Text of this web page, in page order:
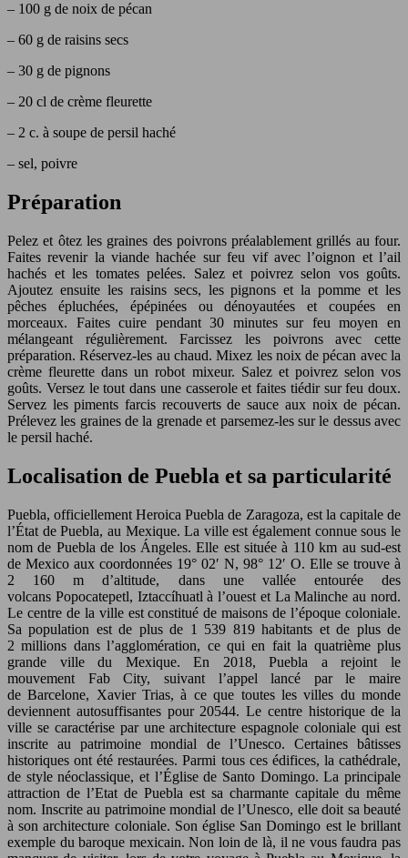
– 100 g de noix de pécan
– 60 g de raisins secs
– 30 g de pignons
– 20 cl de crème fleurette
– 2 c. à soupe de persil haché
– sel, poivre
Préparation
Pelez et ôtez les graines des poivrons préalablement grillés au four.
Faites revenir la viande hachée sur feu vif avec l’oignon et l’ail
hachés et les tomates pelées. Salez et poivrez selon vos goûts.
Ajoutez ensuite les raisins secs, les pignons et la pomme et les
pêches épluchées, épépinées ou dénoyautées et coupées en
morceaux. Faites cuire pendant 30 minutes sur feu moyen en
mélangeant régulièrement. Farcissez les poivrons avec cette
préparation. Réservez-les au chaud. Mixez les noix de pécan avec la
crème fleurette dans un robot mixeur. Salez et poivrez selon vos
goûts. Versez le tout dans une casserole et faites tiédir sur feu doux.
Servez les piments farcis recouverts de sauce aux noix de pécan.
Prélevez les graines de la grenade et parsemez-les sur le dessus avec
le persil haché.
Localisation de Puebla et sa particularité
Puebla, officiellement Heroica Puebla de Zaragoza, est la capitale de
l’État de Puebla, au Mexique. La ville est également connue sous le
nom de Puebla de los Ángeles. Elle est située à 110 km au sud-est
de Mexico aux coordonnées 19° 02′ N, 98° 12′ O. Elle se trouve à
2 160 m d’altitude, dans une vallée entourée des
volcans Popocatepetl, Iztaccíhuatl à l’ouest et La Malinche au nord.
Le centre de la ville est constitué de maisons de l’époque coloniale.
Sa population est de plus de 1 539 819 habitants et de plus de
2 millions dans l’agglomération, ce qui en fait la quatrième plus
grande ville du Mexique. En 2018, Puebla a rejoint le
mouvement Fab City, suivant l’appel lancé par le maire
de Barcelone, Xavier Trias, à ce que toutes les villes du monde
deviennent autosuffisantes pour 20544. Le centre historique de la
ville se caractérise par une architecture espagnole coloniale qui est
inscrite au patrimoine mondial de l’Unesco. Certaines bâtisses
historiques ont été restaurées. Parmi tous ces édifices, la cathédrale,
de style néoclassique, et l’Église de Santo Domingo. La principale
attraction de l’Etat de Puebla est sa charmante capitale du même
nom. Inscrite au patrimoine mondial de l’Unesco, elle doit sa beauté
à son architecture coloniale. Son église San Domingo est le brillant
exemple du baroque mexicain. Non loin de là, il ne vous faudra pas